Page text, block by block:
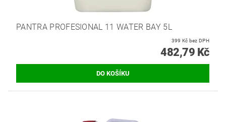
PANTRA PROFESIONAL 11 WATER BAY 5L
399 Kč bez DPH
482,79 Kč